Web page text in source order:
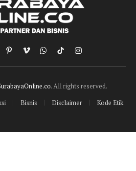
PinterestVimeoWhatsApp
TikTokInstagram
. All rights reserved.
Bisnis Disclaimer Kode Etik